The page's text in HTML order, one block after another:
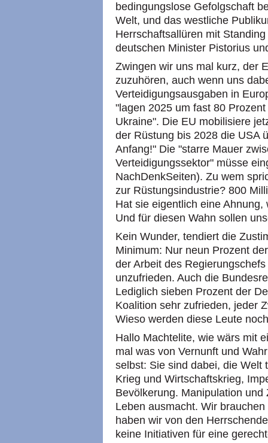
bedingungslose Gefolgschaft
Welt, und das westliche
Herrschaftsallüren mit
deutschen Minister Pistorius
Zwingen wir uns mal kurz, der
zuzuhören, auch wenn uns
Verteidigungsausgaben in
"lagen 2025 um fast 80
Ukraine". Die EU mobilisiere
der Rüstung bis 2028 die USA
Anfang!" Die "starre Mauer
Verteidigungssektor" müsse
NachDenkSeiten). Zu wem
zur Rüstungsindustrie? 800
Hat sie eigentlich eine
Und für diesen Wahn sollen
Kein Wunder, tendiert die
Minimum: Nur neun Prozent
der Arbeit des
unzufrieden. Auch die
Lediglich sieben Prozent der
Koalition sehr zufrieden, jeder
Wieso werden diese Leute
Hallo Machtelite, wie wärs mit
mal was von Vernunft und
selbst: Sie sind dabei, die Welt
Krieg und Wirtschaftskrieg,
Bevölkerung. Manipulation
Leben ausmacht. Wir
haben wir von den
keine Initiativen für eine